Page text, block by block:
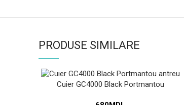
PRODUSE SIMILARE
Cuier GC4000 Black Portmantou